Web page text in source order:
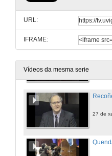
URL:
IFRAME:
Vídeos da mesma serie
27 de
27 de